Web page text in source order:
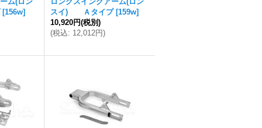
[156w]
スイ) Ａタイプ [159w]
10,920円(税別)
(税込: 12,012円)